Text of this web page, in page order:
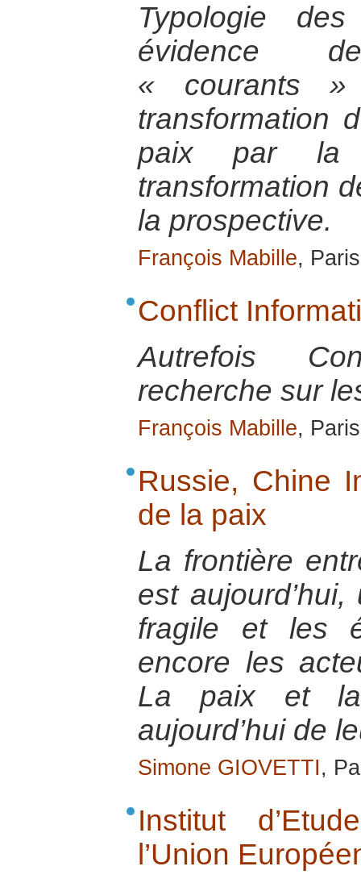
Typologie
évidence
« courants
transformation
paix par la
transformation
la prospective.
François Mabille,
Conflict
Autrefois
recherche sur
François Mabille,
Russie, Chine
de la paix
La frontière
est
fragile et les
encore les
La paix et la
aujourd’hui de
Simone GIOVETTI,
Institut
l’Union